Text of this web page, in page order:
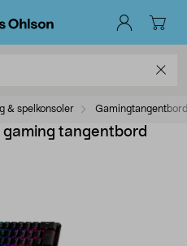
& spelkonsoler Gamingtangentbord
gaming tangentbord